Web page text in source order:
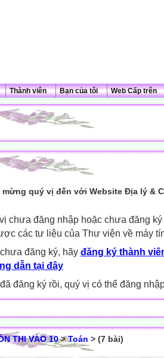
Thành viên Bạn của tôi Web Cấp trên
mừng quý vị đến với Website Địa lý &
chưa đăng nhập hoặc chưa đăng
các tư liệu của Thư viện về máy
đăng ký, hãy đăng ký thành
dẫn tại đây
đăng ký rồi, quý vị có thể đăng
THI VÀO 10>Toán > (7 bài)